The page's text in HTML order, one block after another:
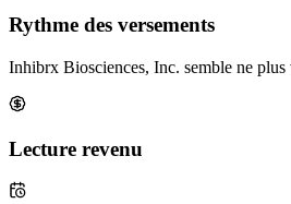
Rythme des versements
Inhibrx Biosciences, Inc. semble ne plus
Lecture revenu